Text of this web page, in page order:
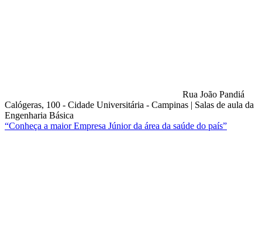
Rua João Pandiá
Calógeras, 100 - Cidade Universitária - Campinas | Salas de aula da
Engenharia Básica
“Conheça a maior Empresa Júnior da área da saúde do país”